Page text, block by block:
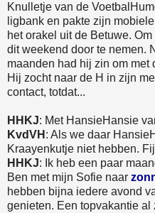
Knulletje van de
ligbank en pakte zijn
het orakel uit de Betuwe.
dit weekend door te nemen.
maanden had hij zin om met
Hij zocht naar de H in zijn
contact, totdat...
HHKJ: Met HansieHansie
KvdVH : Als we daar
Kraayenkutje niet hebben.
HHKJ: Ik heb een paar
Ben met mijn Sofie naar
hebben bijna iedere avond
genieten. Een topvakantie